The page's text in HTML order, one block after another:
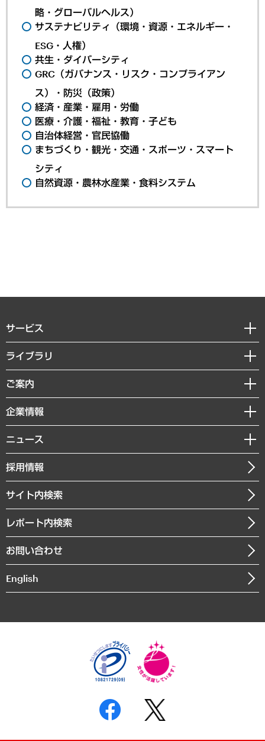
略・グローバルヘルス）
サステナビリティ（環境・資源・エネルギー・
ESG・人権）
共生・ダイバーシティ
GRC（ガバナンス・リスク・コンプライアン
ス）・防災（政策）
経済・産業・雇用・労働
医療・介護・福祉・教育・子ども
自治体経営・官民協働
まちづくり・観光・交通・スポーツ・スマート
シティ
自然資源・農林水産業・食料システム
サービス
経営戦略
組織・人事戦略
デジタルイノベーション
共生・ダイバーシティ
GRC（ガバナンス・リスク・コンプライアンス）・防災（政策）
経済・産業・雇用・労働
まちづくり・観光・交通・スポーツ・スマートシティ
自然資源・農林水産業・食料システム
ライブラリ
経済調査
レポート
コラム
経営用語集
受託・受注実績（官公庁関連）
メディア掲載・出演
ご案内
セミナー・イベント情報
MUFGビジネスセミナー
受託案件情報
企業情報
私たちの想い
社長メッセージ
会社概要
沿革
組織図・本部部室紹介
インドネシア現地法人
個人情報保護方針
反社会的勢力に対する基本方針
ニュース
ニュースリリース
お知らせ
採用情報
サイト内検索
レポート内検索
お問い合わせ
English